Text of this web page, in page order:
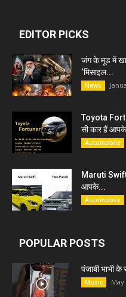
EDITOR PICKS
जंग के मूड में
‘मिसाइल...
News
Toyota
सी कार हैं
Automobile
Maruti Swift
आपके...
Automobile
POPULAR POSTS
पंजाबी भाभी के
Music May